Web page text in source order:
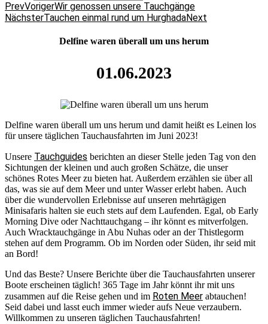
PrevVorigerWir genossen unsere Tauchgänge
NächsterTauchen einmal rund um HurghadaNext
Delfine waren überall um uns herum
01.06.2023
Delfine waren überall um uns herum und damit heißt es Leinen los
für unsere täglichen Tauchausfahrten im Juni 2023!
Unsere Tauchguides berichten an dieser Stelle jeden Tag von den
Sichtungen der kleinen und auch großen Schätze, die unser
schönes Rotes Meer zu bieten hat. Außerdem erzählen sie über all
das, was sie auf dem Meer und unter Wasser erlebt haben. Auch
über die wundervollen Erlebnisse auf unseren mehrtägigen
Minisafaris halten sie euch stets auf dem Laufenden. Egal, ob Early
Morning Dive oder Nachttauchgang – ihr könnt es mitverfolgen.
Auch Wracktauchgänge in Abu Nuhas oder an der Thistlegorm
stehen auf dem Programm. Ob im Norden oder Süden, ihr seid mit
an Bord!
Und das Beste? Unsere Berichte über die Tauchausfahrten unserer
Boote erscheinen täglich! 365 Tage im Jahr könnt ihr mit uns
zusammen auf die Reise gehen und im Roten Meer abtauchen!
Seid dabei und lasst euch immer wieder aufs Neue verzaubern.
Willkommen zu unseren täglichen Tauchausfahrten!